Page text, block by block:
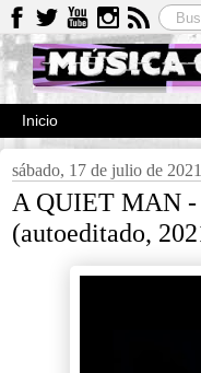
sábado, 17 de julio de 2021
A QUIET MAN
(autoeditado,